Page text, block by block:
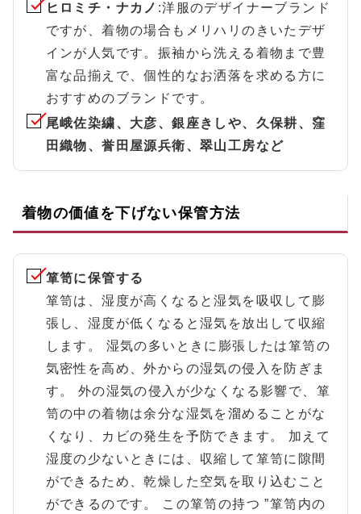
ヒロミチ・ナカノ :洋服のデザイナーブランド
ですが、着物の場合もメリハリのきいたデザ
インが人気です。振袖から洗える着物まで豊
富な品揃えで、個性的なお洒落を求める方に
おすすめのブランドです。
尾峨佐染繍、大彦、銀座きしや、久保耕、窪
田織物、誉田屋源兵衛、翠山工房など
着物の価値を下げない保管方法
箪笥に保管する
箪笥は、湿度が高くなると湿気を吸収して膨
張し、湿度が低くなると湿気を放出して収縮
します。 湿気の多いときに膨張したは箪笥の
気密性を高め、外からの湿気の侵入を防ぎま
す。 外の湿気の侵入が少なくなる影響で、箪
笥の中の着物は余分な湿気を溜めることがな
くなり、カビの発生を予防できます。 加えて
湿度の少ないときには、収縮して箪笥に隙間
ができるため、乾燥した空気を取り込むこと
ができるのです。 この箪笥の持つ ”箪笥内の